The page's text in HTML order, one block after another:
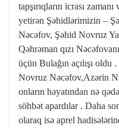
tapşırıqların icrası
yetirən Şəhidlərimizin –
Nəcəfov, Şəhid Novruz
Qəhrəman qızı
üçün Bulağın açılışı
Novruz Nəcəfov,Azərin
onların həyatından nə
söhbət apardılar . Daha
olaraq isə aprel